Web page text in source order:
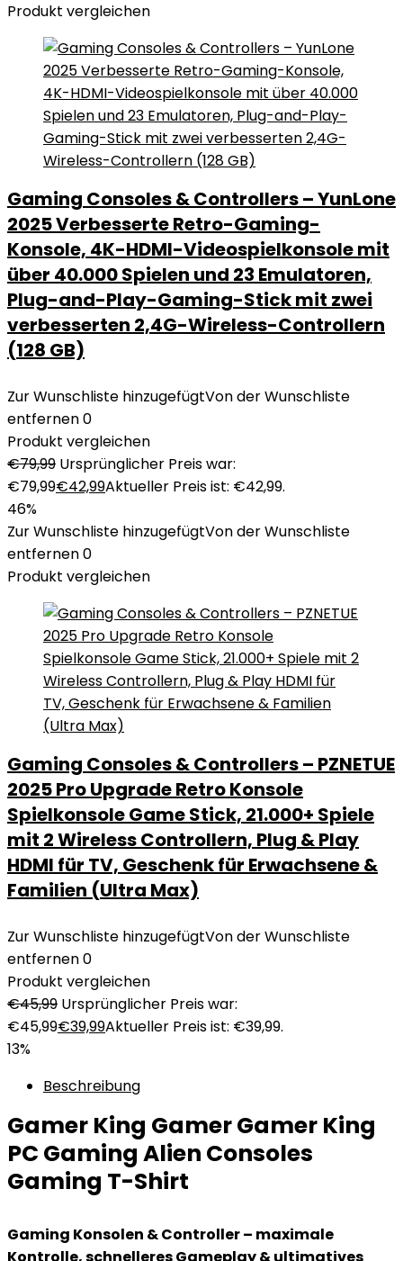
Produkt vergleichen
Gaming Consoles & Controllers – YunLone
2025 Verbesserte Retro-Gaming-
Konsole, 4K-HDMI-Videospielkonsole mit
über 40.000 Spielen und 23 Emulatoren,
Plug-and-Play-Gaming-Stick mit zwei
verbesserten 2,4G-Wireless-Controllern
(128 GB)
Zur Wunschliste hinzugefügtVon der Wunschliste
entfernen0
Produkt vergleichen
€79,99 Ursprünglicher Preis war:
€79,99€42,99Aktueller Preis ist: €42,99.
46%
Zur Wunschliste hinzugefügtVon der Wunschliste
entfernen0
Produkt vergleichen
Gaming Consoles & Controllers – PZNETUE
2025 Pro Upgrade Retro Konsole
Spielkonsole Game Stick, 21.000+ Spiele
mit 2 Wireless Controllern, Plug & Play
HDMI für TV, Geschenk für Erwachsene &
Familien (Ultra Max)
Zur Wunschliste hinzugefügtVon der Wunschliste
entfernen0
Produkt vergleichen
€45,99 Ursprünglicher Preis war:
€45,99€39,99Aktueller Preis ist: €39,99.
13%
Beschreibung
Gamer King Gamer Gamer King
PC Gaming Alien Consoles
Gaming T-Shirt
Gaming Konsolen & Controller – maximale